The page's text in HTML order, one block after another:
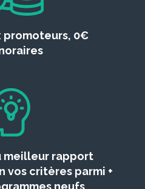
promoteurs, 0€
meilleur rapport
critères parmi +